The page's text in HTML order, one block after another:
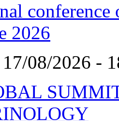
2026
08/2026 -